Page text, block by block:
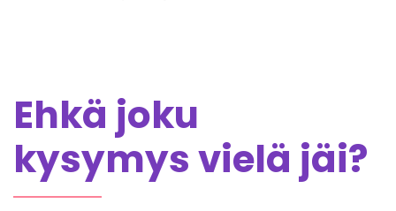
Ehkä joku
kysymys vielä jäi?